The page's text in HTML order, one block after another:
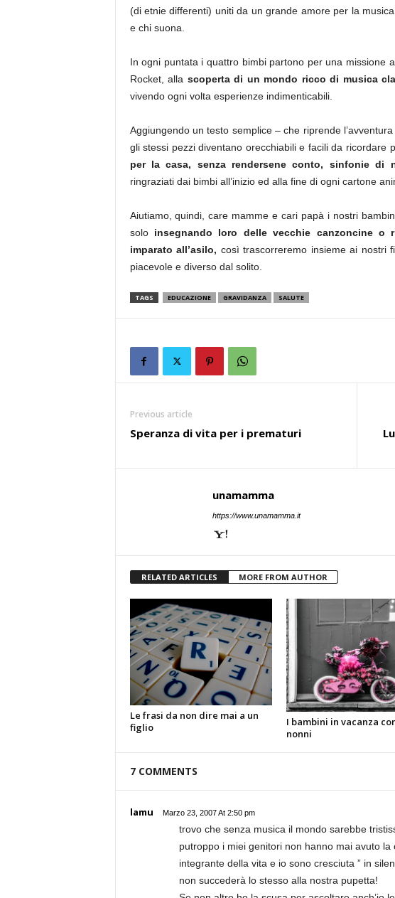
(di etnie differenti) uniti da un grande amore per la
e chi suona.
In ogni puntata i quattro bimbi partono per una missione
Rocket, alla scoperta di un mondo ricco di musica
vivendo ogni volta esperienze indimenticabili.
Aggiungendo un testo semplice – che riprende
gli stessi pezzi diventano orecchiabili e facili da ricordare
per la casa, senza rendersene conto, sinfonie di
ringraziati dai bimbi all’inizio ed alla fine di ogni cartone
Aiutiamo, quindi, care mamme e cari papà i nostri
solo insegnando loro delle vecchie canzoncine
imparato all’asilo, così trascorreremo insieme ai nostri
piacevole e diverso dal solito.
TAGS EDUCAZIONE GRAVIDANZA SALUTE
Previous article
Speranza di vita per i prematuri
unamamma
https://www.unamamma.it
RELATED ARTICLES MORE FROM AUTHOR
Le frasi da non dire mai a un
figlio
I bambini in vacanza
nonni
7 COMMENTS
lamu Marzo 23, 2007 At 2:50 pm
trovo che senza musica il mondo sarebbe
putroppo i miei genitori non hanno mai avuto
integrante della vita e io sono cresciuta ” in
non succederà lo stesso alla nostra pupetta!